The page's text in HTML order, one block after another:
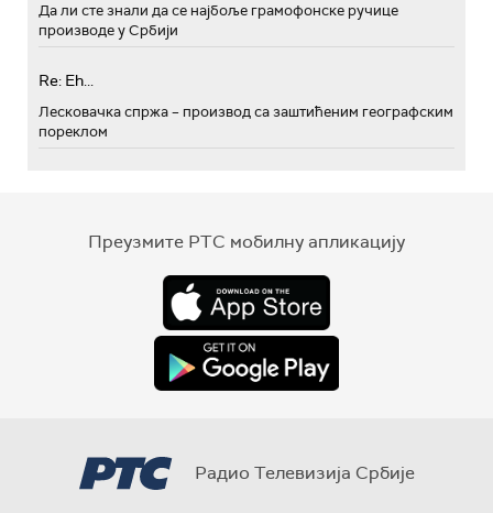
Да ли сте знали да се најбоље грамофонске ручице
производе у Србији
Re: Eh...
Лесковачка спржа – производ са заштићеним географским
пореклом
Преузмите РТС мобилну апликацију
Радио Телевизија Србије